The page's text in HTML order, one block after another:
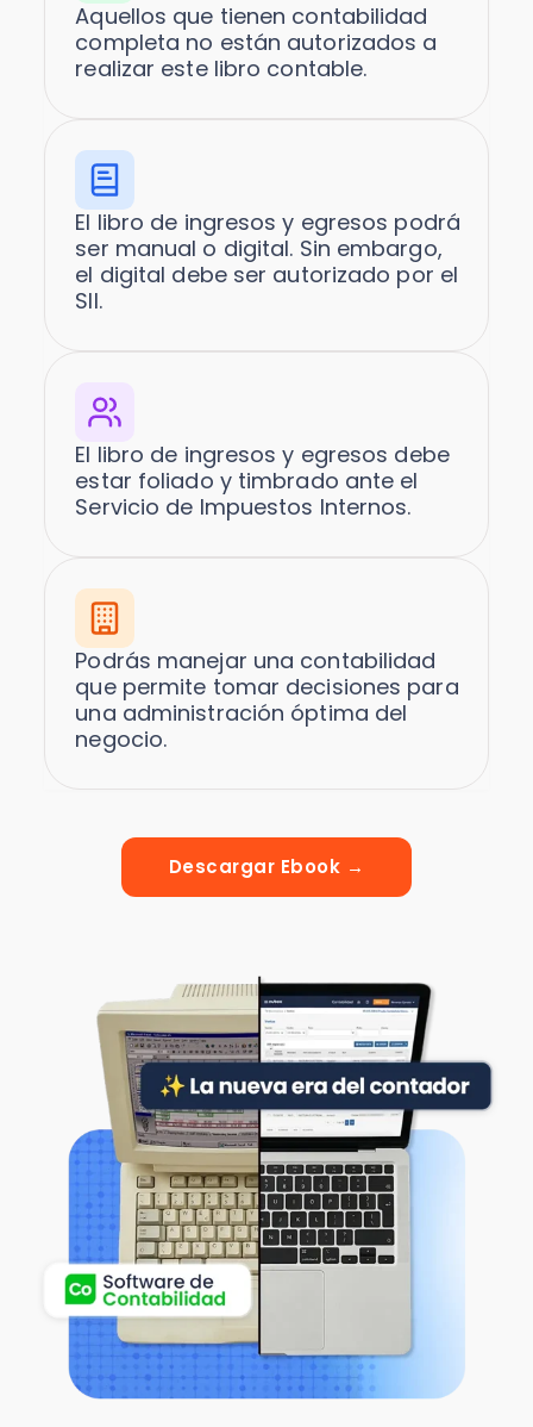
Aquellos que tienen contabilidad
completa no están autorizados a
realizar este libro contable.
El libro de ingresos y egresos podrá
ser manual o digital. Sin embargo,
el digital debe ser autorizado por el
SII.
El libro de ingresos y egresos debe
estar foliado y timbrado ante el
Servicio de Impuestos Internos.
Podrás manejar una contabilidad
que permite tomar decisiones para
una administración óptima del
negocio.
Descargar Ebook →